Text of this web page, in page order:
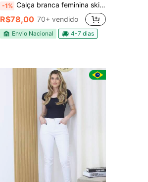
-1% Calça branca feminina skinny levanta Bumbum
R$78,00 70+ vendido
Envio Nacional 4-7 dias